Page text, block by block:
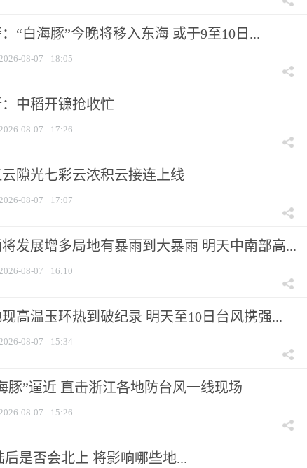
“白海豚”今晚将移入东海 或于9至10日...
08-07 18:05
中稻开镰抢收忙
08-07 17:26
隙光七彩云浓积云接连上线
08-07 17:07
发展增多局地有暴雨到大暴雨 明天中南部高...
08-07 16:10
高温玉环热到破纪录 明天至10日台风携强...
08-07 15:34
豚”逼近 直击浙江各地防台风一线现场
08-07 15:26
后是否会北上 将影响哪些地...